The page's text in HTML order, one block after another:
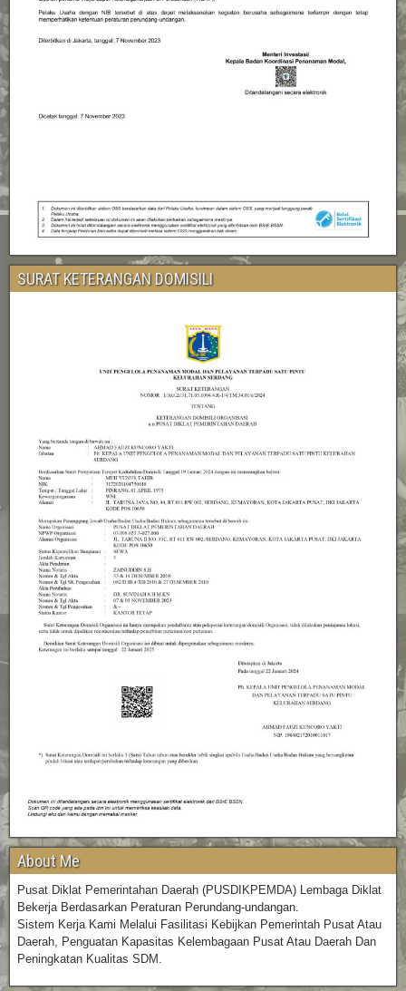
SURAT KETERANGAN DOMISILI
About Me
Pusat Diklat Pemerintahan Daerah (PUSDIKPEMDA) Lembaga Diklat
Bekerja Berdasarkan Peraturan Perundang-undangan.
Sistem Kerja Kami Melalui Fasilitasi Kebijkan Pemerintah Pusat Atau
Daerah, Penguatan Kapasitas Kelembagaan Pusat Atau Daerah Dan
Peningkatan Kualitas SDM.